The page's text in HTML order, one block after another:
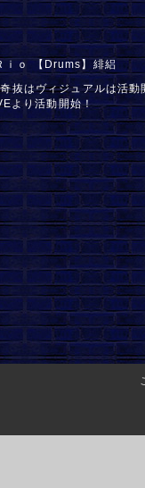
ｉｏ 【Drums】緋絽
抜はヴィジュアルは活動
より活動開始！